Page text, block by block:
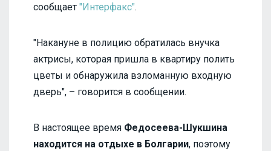
сообщает "Интерфакс".
"Накануне в полицию обратилась внучка
актрисы, которая пришла в квартиру полить
цветы и обнаружила взломанную входную
дверь", – говорится в сообщении.
В настоящее время Федосеева-Шукшина
находится на отдыхе в Болгарии, поэтому